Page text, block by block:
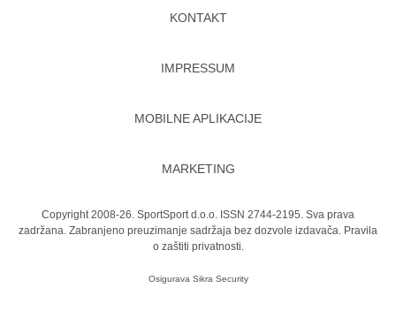
KONTAKT
IMPRESSUM
MOBILNE APLIKACIJE
MARKETING
Copyright 2008-26. SportSport d.o.o. ISSN 2744-2195. Sva prava
zadržana. Zabranjeno preuzimanje sadržaja bez dozvole izdavača. Pravila
o zaštiti privatnosti.
Osigurava Sikra Security